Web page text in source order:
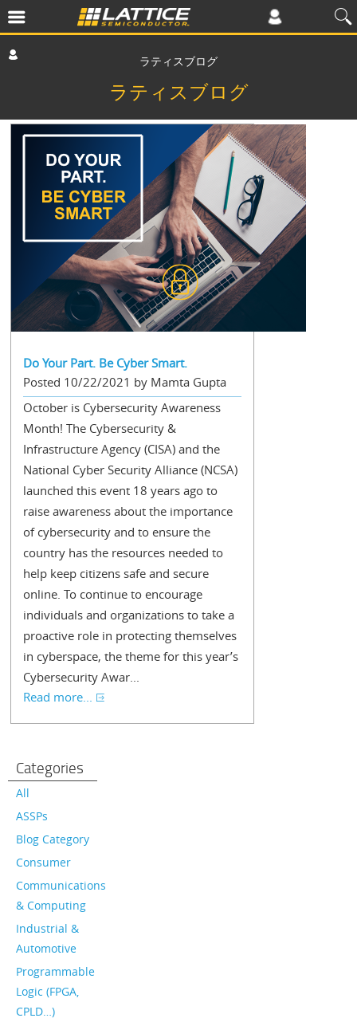
ラティスブログ
ラティスブログ
Do Your Part. Be Cyber Smart.
Posted 10/22/2021 by Mamta Gupta
October is Cybersecurity Awareness
Month! The Cybersecurity &
Infrastructure Agency (CISA) and the
National Cyber Security Alliance (NCSA)
launched this event 18 years ago to
raise awareness about the importance
of cybersecurity and to ensure the
country has the resources needed to
help keep citizens safe and secure
online. To continue to encourage
individuals and organizations to take a
proactive role in protecting themselves
in cyberspace, the theme for this year’s
Cybersecurity Awar...
Read more...
Categories
All
ASSPs
Blog Category
Consumer
Communications
& Computing
Industrial &
Automotive
Programmable
Logic (FPGA,
CPLD…)